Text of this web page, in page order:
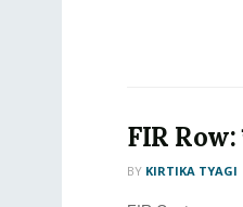
FIR Row:
BY KIRTIKA TYAGI